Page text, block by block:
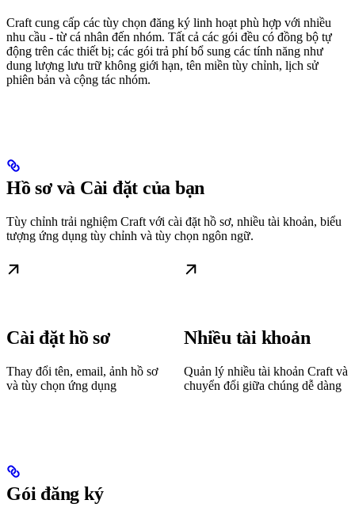
Craft cung cấp các tùy chọn đăng ký linh hoạt phù hợp với nhiều
nhu cầu - từ cá nhân đến nhóm. Tất cả các gói đều có đồng bộ tự
động trên các thiết bị; các gói trả phí bổ sung các tính năng như
dung lượng lưu trữ không giới hạn, tên miền tùy chỉnh, lịch sử
phiên bản và cộng tác nhóm.
Hồ sơ và Cài đặt của bạn
Tùy chỉnh trải nghiệm Craft với cài đặt hồ sơ, nhiều tài khoản, biểu
tượng ứng dụng tùy chỉnh và tùy chọn ngôn ngữ.
Cài đặt hồ sơ
Thay đổi tên, email, ảnh hồ sơ
và tùy chọn ứng dụng
Nhiều tài khoản
Quản lý nhiều tài khoản Craft và
chuyển đổi giữa chúng dễ dàng
Gói đăng ký